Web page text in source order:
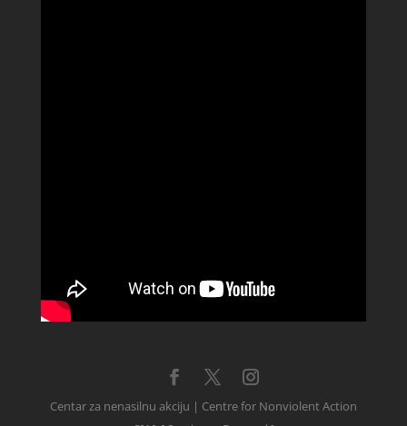
Centar za nenasilnu akciju | Centre for Nonviolent Action